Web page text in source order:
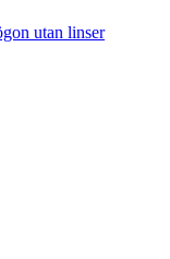
utan linser